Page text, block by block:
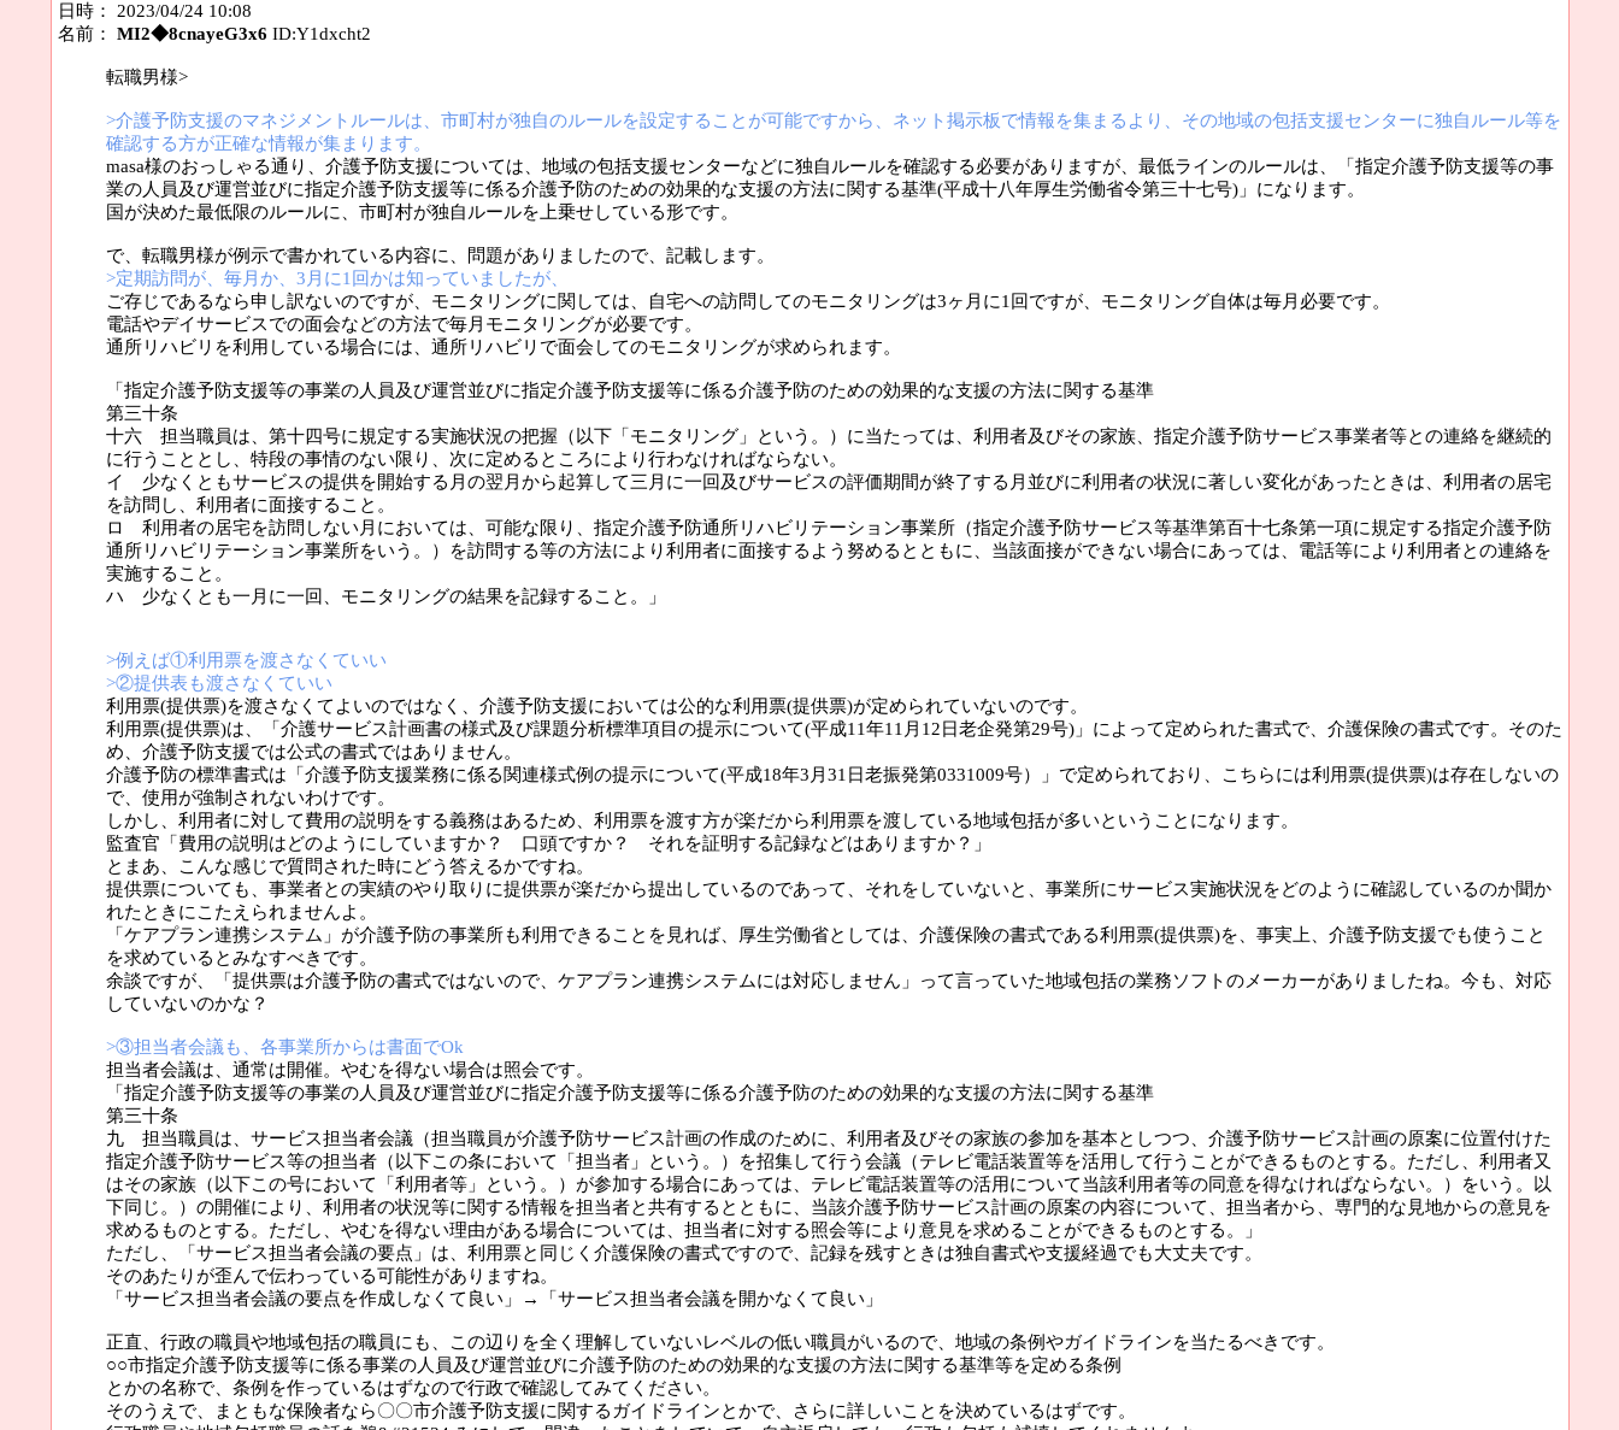
日時： 2023/04/24 10:08
名前： MI2◆8cnayeG3x6 ID:Y1dxcht2
転職男様>
>介護予防支援のマネジメントルールは、市町村が独自のルールを設定することが可能ですから、ネット掲示板で情報を集まるより、その地域の包括支援センターに独自ルール等を
確認する方が正確な情報が集まります。
masa様のおっしゃる通り、介護予防支援については、地域の包括支援センターなどに独自ルールを確認する必要がありますが、最低ラインのルールは、「指定介護予防支援等の事
業の人員及び運営並びに指定介護予防支援等に係る介護予防のための効果的な支援の方法に関する基準(平成十八年厚生労働省令第三十七号)」になります。
国が決めた最低限のルールに、市町村が独自ルールを上乗せしている形です。
で、転職男様が例示で書かれている内容に、問題がありましたので、記載します。
>定期訪問が、毎月か、3月に1回かは知っていましたが、
ご存じであるなら申し訳ないのですが、モニタリングに関しては、自宅への訪問してのモニタリングは3ヶ月に1回ですが、モニタリング自体は毎月必要です。
電話やデイサービスでの面会などの方法で毎月モニタリングが必要です。
通所リハビリを利用している場合には、通所リハビリで面会してのモニタリングが求められます。
「指定介護予防支援等の事業の人員及び運営並びに指定介護予防支援等に係る介護予防のための効果的な支援の方法に関する基準
第三十条
十六 担当職員は、第十四号に規定する実施状況の把握（以下「モニタリング」という。）に当たっては、利用者及びその家族、指定介護予防サービス事業者等との連絡を継続的
に行うこととし、特段の事情のない限り、次に定めるところにより行わなければならない。
イ 少なくともサービスの提供を開始する月の翌月から起算して三月に一回及びサービスの評価期間が終了する月並びに利用者の状況に著しい変化があったときは、利用者の居宅
を訪問し、利用者に面接すること。
ロ 利用者の居宅を訪問しない月においては、可能な限り、指定介護予防通所リハビリテーション事業所（指定介護予防サービス等基準第百十七条第一項に規定する指定介護予防
通所リハビリテーション事業所をいう。）を訪問する等の方法により利用者に面接するよう努めるとともに、当該面接ができない場合にあっては、電話等により利用者との連絡を
実施すること。
ハ 少なくとも一月に一回、モニタリングの結果を記録すること。」
>例えば①利用票を渡さなくていい
>②提供表も渡さなくていい
利用票(提供票)を渡さなくてよいのではなく、介護予防支援においては公的な利用票(提供票)が定められていないのです。
利用票(提供票)は、「介護サービス計画書の様式及び課題分析標準項目の提示について(平成11年11月12日老企発第29号)」によって定められた書式で、介護保険の書式です。そのた
め、介護予防支援では公式の書式ではありません。
介護予防の標準書式は「介護予防支援業務に係る関連様式例の提示について(平成18年3月31日老振発第0331009号）」で定められており、こちらには利用票(提供票)は存在しないの
で、使用が強制されないわけです。
しかし、利用者に対して費用の説明をする義務はあるため、利用票を渡す方が楽だから利用票を渡している地域包括が多いということになります。
監査官「費用の説明はどのようにしていますか？ 口頭ですか？ それを証明する記録などはありますか？」
とまあ、こんな感じで質問された時にどう答えるかですね。
提供票についても、事業者との実績のやり取りに提供票が楽だから提出しているのであって、それをしていないと、事業所にサービス実施状況をどのように確認しているのか聞か
れたときにこたえられませんよ。
「ケアプラン連携システム」が介護予防の事業所も利用できることを見れば、厚生労働省としては、介護保険の書式である利用票(提供票)を、事実上、介護予防支援でも使うこと
を求めているとみなすべきです。
余談ですが、「提供票は介護予防の書式ではないので、ケアプラン連携システムには対応しません」って言っていた地域包括の業務ソフトのメーカーがありましたね。今も、対応
していないのかな？
>③担当者会議も、各事業所からは書面でOk
担当者会議は、通常は開催。やむを得ない場合は照会です。
「指定介護予防支援等の事業の人員及び運営並びに指定介護予防支援等に係る介護予防のための効果的な支援の方法に関する基準
第三十条
九 担当職員は、サービス担当者会議（担当職員が介護予防サービス計画の作成のために、利用者及びその家族の参加を基本としつつ、介護予防サービス計画の原案に位置付けた
指定介護予防サービス等の担当者（以下この条において「担当者」という。）を招集して行う会議（テレビ電話装置等を活用して行うことができるものとする。ただし、利用者又
はその家族（以下この号において「利用者等」という。）が参加する場合にあっては、テレビ電話装置等の活用について当該利用者等の同意を得なければならない。）をいう。以
下同じ。）の開催により、利用者の状況等に関する情報を担当者と共有するとともに、当該介護予防サービス計画の原案の内容について、担当者から、専門的な見地からの意見を
求めるものとする。ただし、やむを得ない理由がある場合については、担当者に対する照会等により意見を求めることができるものとする。」
ただし、「サービス担当者会議の要点」は、利用票と同じく介護保険の書式ですので、記録を残すときは独自書式や支援経過でも大丈夫です。
そのあたりが歪んで伝わっている可能性がありますね。
「サービス担当者会議の要点を作成しなくて良い」→「サービス担当者会議を開かなくて良い」
正直、行政の職員や地域包括の職員にも、この辺りを全く理解していないレベルの低い職員がいるので、地域の条例やガイドラインを当たるべきです。
○○市指定介護予防支援等に係る事業の人員及び運営並びに介護予防のための効果的な支援の方法に関する基準等を定める条例
とかの名称で、条例を作っているはずなので行政で確認してみてください。
そのうえで、まともな保険者なら〇〇市介護予防支援に関するガイドラインとかで、さらに詳しいことを決めているはずです。